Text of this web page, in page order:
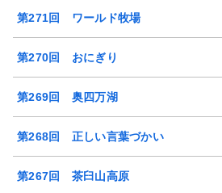
第271回 ワールド牧場
第270回 おにぎり
第269回 奥四万湖
第268回 正しい言葉づかい
第267回 茶臼山高原